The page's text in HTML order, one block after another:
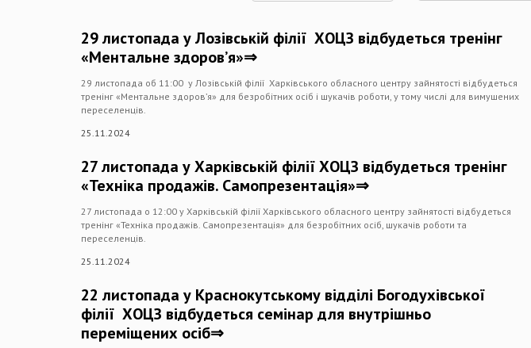
29 листопада у Лозівській філії ХОЦЗ відбудеться тренінг
«Ментальне здоров’я»⇒
29 листопада об 11:00 у Лозівській філії Харківського обласного центру зайнятості відбудеться
тренінг «Ментальне здоров’я» для безробітних осіб і шукачів роботи, у тому числі для вимушених
переселенців.
25.11.2024
27 листопада у Харківській філії ХОЦЗ відбудеться тренінг
«Техніка продажів. Самопрезентація»⇒
27 листопада о 12:00 у Харківській філії Харківського обласного центру зайнятості відбудеться
тренінг «Техніка продажів. Самопрезентація» для безробітних осіб, шукачів роботи та
переселенців.
25.11.2024
22 листопада у Краснокутському відділі Богодухівської
філії ХОЦЗ відбудеться семінар для внутрішньо
переміщених осіб⇒